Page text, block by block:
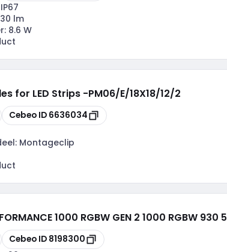
IP67
lm
8.6 W
for LED Strips -PM06/E/18X18/12/2
Kopiëren
Cebeo ID 6636034
Montageclip
1000 RGBW GEN 2 1000 RGBW 930 5
Kopiëren
Cebeo ID 8198300